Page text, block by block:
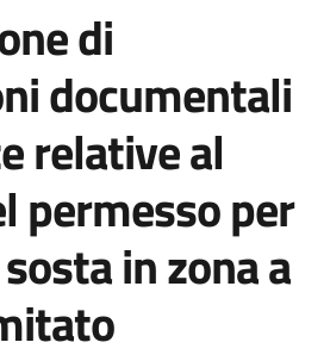
di
documentali
relative al
permesso per
in zona a